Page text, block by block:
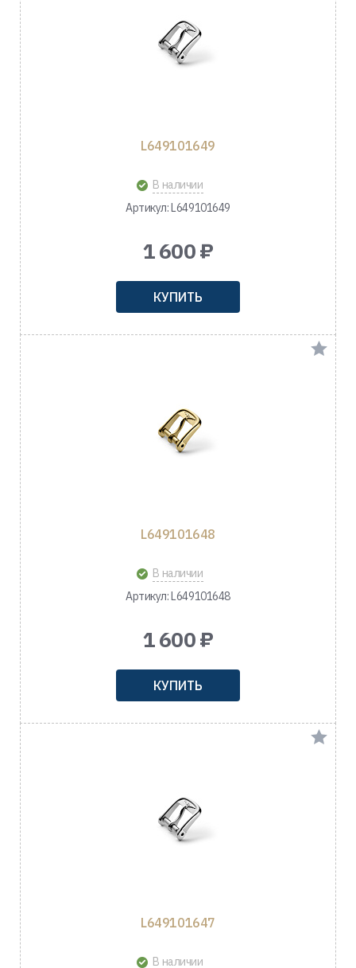
L649101649
В наличии
Артикул: L649101649
1 600 ₽
КУПИТЬ
L649101648
В наличии
Артикул: L649101648
1 600 ₽
КУПИТЬ
L649101647
В наличии